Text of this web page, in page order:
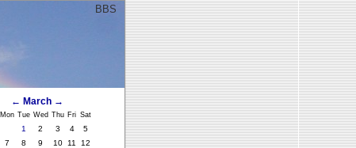
BBS
← March →
Mon Tue Wed Thu Fri Sat
1 2 3 4
5
7 8 9 10 11
12